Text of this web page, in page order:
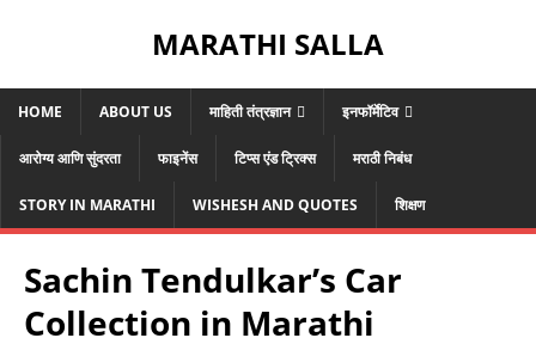
MARATHI SALLA
HOME ABOUT US माहिती तंत्रज्ञान इनफॉर्मेटिव
आरोग्य आणि सुंदरता फाइनेंस टिप्स एंड ट्रिक्स मराठी निबंध
STORY IN MARATHI WISHESH AND QUOTES शिक्षण
Sachin Tendulkar’s Car
Collection in Marathi